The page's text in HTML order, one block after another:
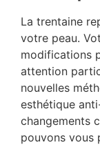
La trentaine
votre peau.
modifications
attention
nouvelles
esthétique
changements
pouvons vous